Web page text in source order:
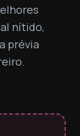
nítido,
prévia